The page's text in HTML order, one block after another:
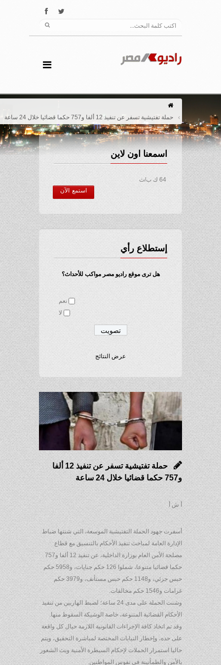
حملة تفتيشية تسفر عن تنفيذ 12 ألفا و757 حكما قضائيا خلال 24 ساعة
اسمعنا اون لاين
64 ك ب/ث
استمع الآن
إستطلاع رأي
هل ترى موقع راديو مصر مواكب للأحداث؟
نعم
لا
عرض النتائج
حملة تفتيشية تسفر عن تنفيذ 12 ألفا
و757 حكما قضائيا خلال 24 ساعة
أ ش أ
أسفرت جهود الحملة التفتيشية الموسعة، التي شنتها ضباط
الإدارة العامة لمباحث تنفيذ الأحكام بالتنسيق مع قطاع
مصلحة الأمن العام بوزارة الداخلية، عن تنفيذ 12 ألفا و757
حكما قضائيا متنوعا، شملوا 126 حكم جنايات، و5958 حكم
حبس جزئي، و1148 حكم حبس مستأنف، و3979 حكم
غرامات و1546 حكم مخالفات.
وشنت الحملة على مدى 24 ساعة؛ لضبط الهاربين من تنفيذ
الأحكام القضائية المتنوعة، خاصة الوشيكة السقوط منها.
وقد تم اتخاذ كافة الإجراءات القانونية اللازمة حيال كل واقعة
على حده، وإخطار النيابات المختصة لمباشرة التحقيق، ويتم
حاليا استمرار الحملات لإحكام السيطرة الأمنية وبث الشعور
بالأمن والطمأنينة في نفوس المواطنين.